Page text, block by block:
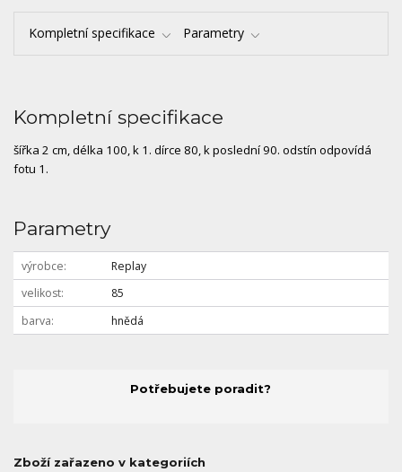
Kompletní specifikace Parametry
Kompletní specifikace
šířka 2 cm, délka 100, k 1. dírce 80, k poslední 90. odstín odpovídá
fotu 1.
Parametry
výrobce
Replay
velikost
85
barva
hnědá
Potřebujete poradit?
Zboží zařazeno v kategoriích